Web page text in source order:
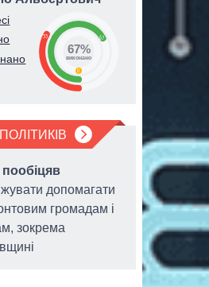
33 67
0
67%
виконано
пообіцяв
допомагати
громадам і
зокрема